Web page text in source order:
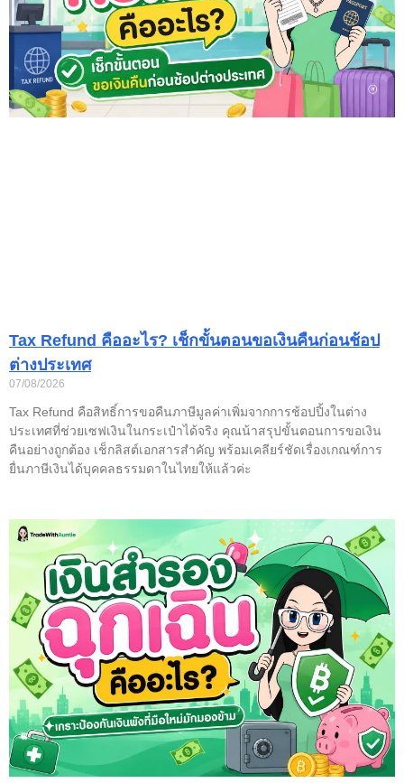
Tax Refund คืออะไร? เช็กขั้นตอนขอเงินคืนก่อนช้อป
ต่างประเทศ
07/08/2026
Tax Refund คือสิทธิ์การขอคืนภาษีมูลค่าเพิ่มจากการช้อปปิ้งในต่าง
ประเทศที่ช่วยเซฟเงินในกระเป๋าได้จริง คุณน้าสรุปขั้นตอนการขอเงิน
คืนอย่างถูกต้อง เช็กลิสต์เอกสารสำคัญ พร้อมเคลียร์ชัดเรื่องเกณฑ์การ
ยื่นภาษีเงินได้บุคคลธรรมดาในไทยให้แล้วค่ะ